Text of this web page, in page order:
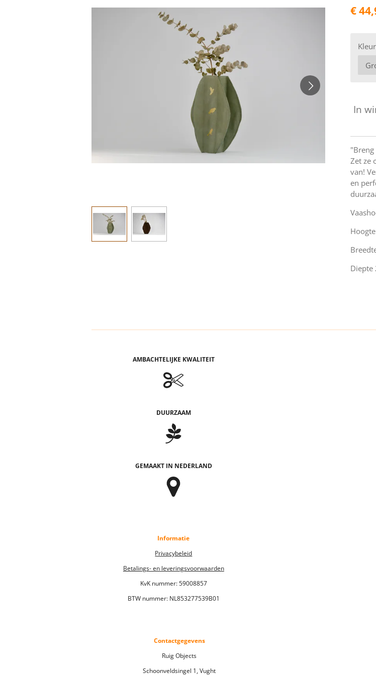
€
Kleur
In
Zet ze
van!
en
Diepte
AMBACHTELIJKE KWALITEIT
DUURZAAM
GEMAAKT IN NEDERLAND
Informatie
Privacybeleid
Betalings- en leveringsvoorwaarden
KvK nummer:59008857
BTW nummer: NL853277539B01
Contactgegevens
Ruig Objects
Schoonveldsingel 1, Vught